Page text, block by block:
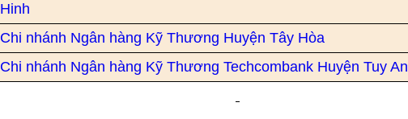
Hinh
Chi nhánh Ngân hàng Kỹ Thương Huyện Tây Hòa
Chi nhánh Ngân hàng Kỹ Thương Techcombank Huyện Tuy An